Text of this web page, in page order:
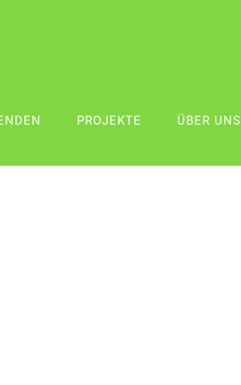
PROJEKTE ÜBER UNS